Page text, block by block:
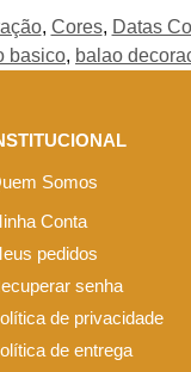
, Cores, Datas
basico, balao
Somos
Conta
pedidos
senha
de privacidade
de entrega